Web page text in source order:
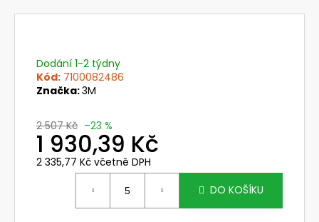
Dodání 1-2 týdny
Kód: 7100082486
Značka:3M
2 507 Kč –23 %
1 930,39 Kč
2 335,77 Kč včetně DPH
DO KOŠÍKU
HLEDAT